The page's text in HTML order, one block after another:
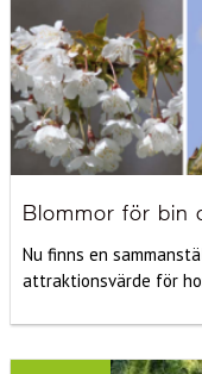
Blommor för bin
Nu finns en
attraktionsvärde för